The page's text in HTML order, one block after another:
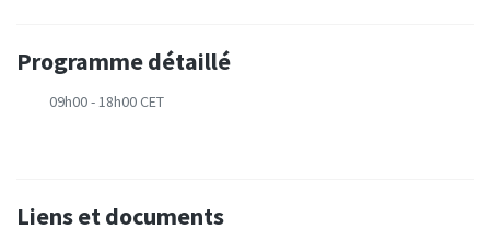
Programme détaillé
09h00 - 18h00 CET
Liens et documents